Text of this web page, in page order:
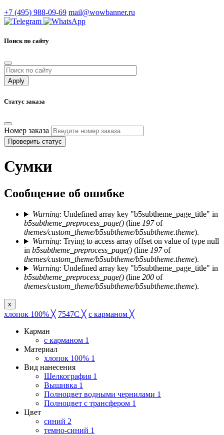
+7 (495) 988-09-69 mail@wowbanner.ru
Поиск по сайту
Статус заказа
Номер заказа
Проверить статус
Сумки
Сообщение об ошибке
Warning: Undefined array key "b5subtheme_page_title" in
b5subtheme_preprocess_page() (line 197of
themes/custom_theme/b5subtheme/b5subtheme.theme).
Warning: Trying to access array offset on value of type null
in b5subtheme_preprocess_page() (line 197of
themes/custom_theme/b5subtheme/b5subtheme.theme).
Warning: Undefined array key "b5subtheme_page_title" in
b5subtheme_preprocess_page() (line 200 of
themes/custom_theme/b5subtheme/b5subtheme.theme).
x
хлопок 100% ╳ 7547C ╳ с карманом ╳
Карман
с карманом 1
Материал
хлопок 100% 1
Вид нанесения
Шелкография 1
Вышивка 1
Полноцвет водными чернилами 1
Полноцвет с трансфером 1
Цвет
синий 2
темно-синий 1